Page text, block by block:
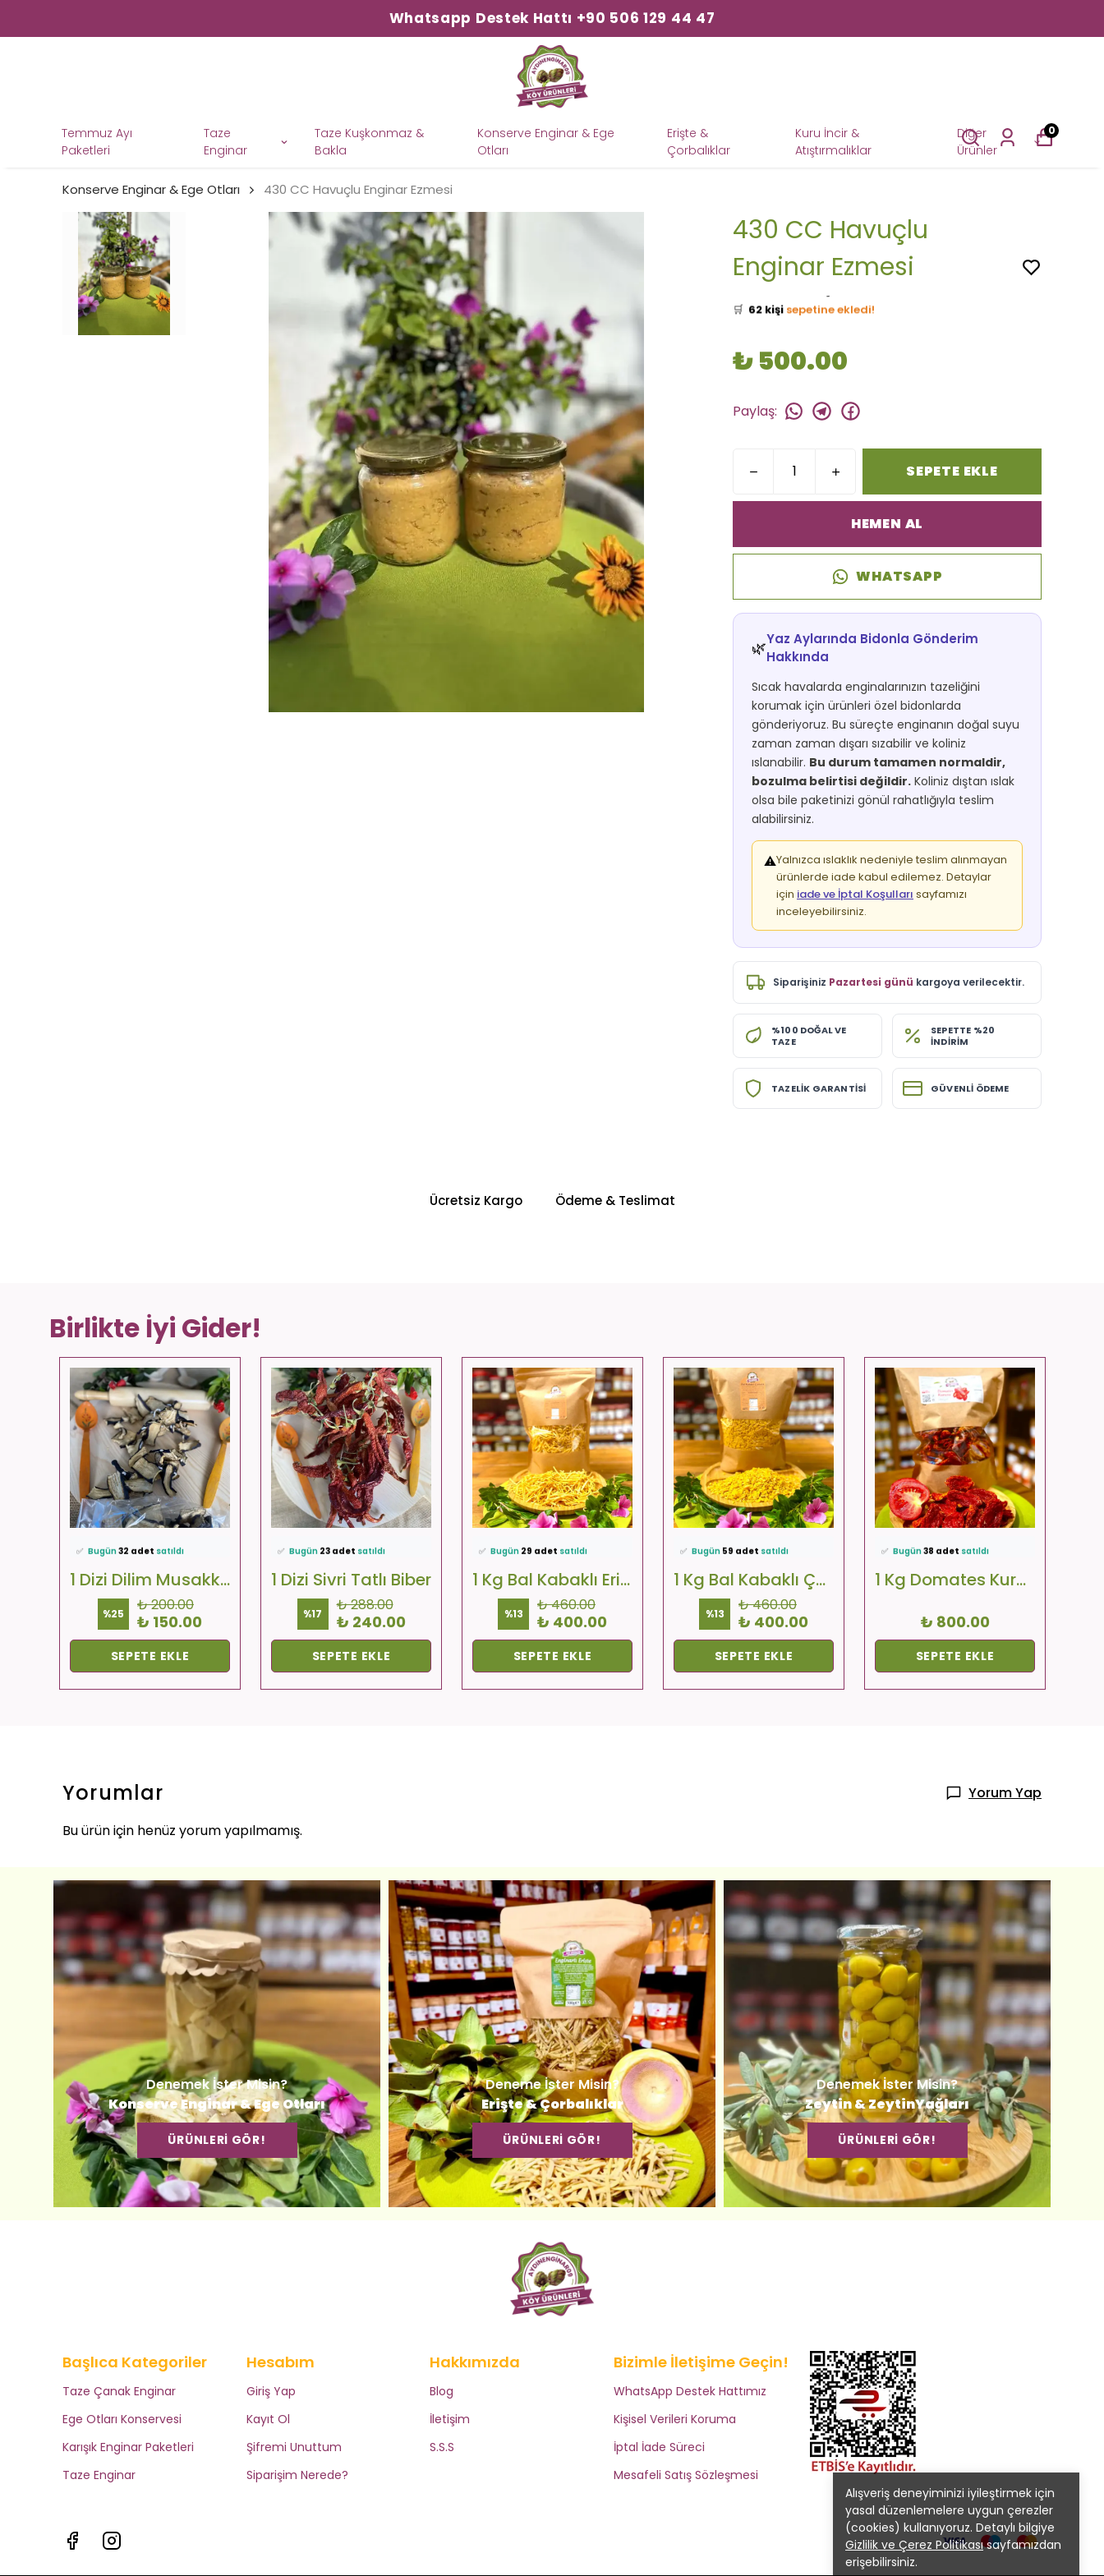
Whatsapp Destek Hattı +90 506 129 44 47
Temmuz Ayı
Paketleri
Taze
Enginar
Taze Kuşkonmaz &
Bakla
Konserve Enginar & Ege
Otları
Erişte &
Çorbalıklar
Kuru İncir &
Atıştırmalıklar
Diğer
Ürünler
0
Alışveriş deneyiminizi iyileştirmek için
yasal düzenlemelere uygun çerezler
(cookies) kullanıyoruz. Detaylı bilgiye
Gizlilik ve Çerez Politikasısayfamızdan
erişebilirsiniz.
Konserve Enginar & Ege Otları 430 CC Havuçlu Enginar Ezmesi
430 CC Havuçlu
Enginar Ezmesi
👀 Şu an23 kişi inceliyor!
Bu ürünü
🛒 62 kişi sepetine ekledi!
₺ 500.00
Paylaş:
SEPETE EKLE
HEMEN AL
WHATSAPP
🌿Yaz Aylarında Bidonla Gönderim
Hakkında
Sıcak havalarda enginalarınızın tazeliğini
korumak için ürünleri özel bidonlarda
gönderiyoruz. Bu süreçte enginanın doğal suyu
zaman zaman dışarı sızabilir ve koliniz
ıslanabilir. Bu durum tamamen normaldir,
bozulma belirtisi değildir. Koliniz dıştan ıslak
olsa bile paketinizi gönül rahatlığıyla teslim
alabilirsiniz.
⚠️Yalnızca ıslaklık nedeniyle teslim alınmayan
ürünlerde iade kabul edilemez. Detaylar
için iade ve İptal Koşulları sayfamızı
inceleyebilirsiniz.
Siparişiniz Pazartesi günü kargoya verilecektir.
%100 DOĞAL VE
TAZE
SEPETTE %20
İNDİRİM
TAZELİK GARANTİSİ GÜVENLİ ÖDEME
Ücretsiz Kargo Ödeme & Teslimat
Birlikte İyi Gider!
⭐️ Bu ürünü572 kişifavoriledi!
🛒 37 kişisepetine ekledi!
✅ Bugün 32 adet satıldı
1 Dizi Dilim Musakka (Dilim-Kare-Yuvarlak)
%25 ₺ 200.00
₺ 150.00
SEPETE EKLE
⭐️ Bu ürünü499 kişifavoriledi!
🛒 86 kişisepetine ekledi!
✅ Bugün 23 adet satıldı
1 Dizi Sivri Tatlı Biber
%17 ₺ 288.00
₺ 240.00
SEPETE EKLE
⭐️ Bu ürünü404 kişifavoriledi!
🛒 33 kişisepetine ekledi!
✅ Bugün 29 adet satıldı
1 Kg Bal Kabaklı Erişte
%13 ₺ 460.00
₺ 400.00
SEPETE EKLE
⭐️ Bu ürünü511 kişifavoriledi!
🛒 66 kişisepetine ekledi!
✅ Bugün 59 adet satıldı
1 Kg Bal Kabaklı Çorbalık
%13 ₺ 460.00
₺ 400.00
SEPETE EKLE
⭐️ Bu ürünü612 kişifavoriledi!
🛒 33 kişisepetine ekledi!
✅ Bugün 38 adet satıldı
1 Kg Domates Kurusu
₺ 800.00
SEPETE EKLE
Yorumlar
Yorum Yap
Bu ürün için henüz yorum yapılmamış.
Denemek İster Misin?
Konserve Enginar & Ege Otları
ÜRÜNLERİ GÖR!
Deneme İster Misin?
Erişte & Çorbalıklar
ÜRÜNLERİ GÖR!
Denemek İster Misin?
Zeytin & ZeytinYağları
ÜRÜNLERİ GÖR!
Başlıca Kategoriler
Taze Çanak Enginar
Ege Otları Konservesi
Karışık Enginar Paketleri
Taze Enginar
Hesabım
Giriş Yap
Kayıt Ol
Şifremi Unuttum
Siparişim Nerede?
Hakkımızda
Blog
İletişim
S.S.S
Bizimle İletişime Geçin!
WhatsApp Destek Hattımız
Kişisel Verileri Koruma
İptal İade Süreci
Mesafeli Satış Sözleşmesi